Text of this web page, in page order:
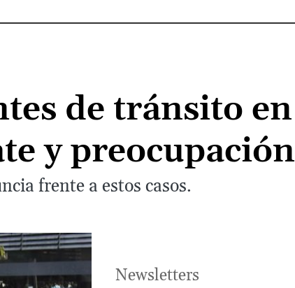
de tránsito en
y preocupación
frente a estos casos.
Newsletters